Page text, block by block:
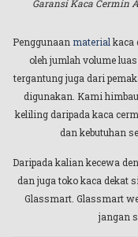
Garansi Kaca Cermin
Penggunaan material kaca
oleh jumlah volume
tergantung juga dari
digunakan. Kami
keliling daripada kaca
dan kebutuhan
Daripada kalian kecewa
dan juga toko kaca dekat
Glassmart. Glassmart
jangan